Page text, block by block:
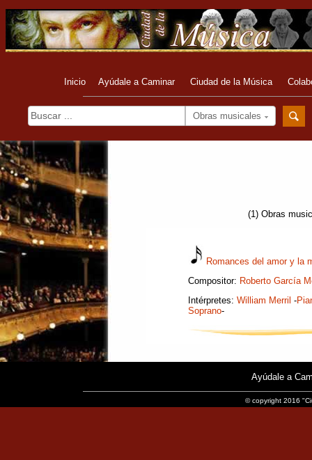
Inicio Ayúdale a Caminar Ciudad de la Música
Obras musicales
(1) Obras
Romances del amor y la
Compositor: Roberto García
Intérpretes: William Merril -
Soprano-
Ayúdale a
© copyright 2016